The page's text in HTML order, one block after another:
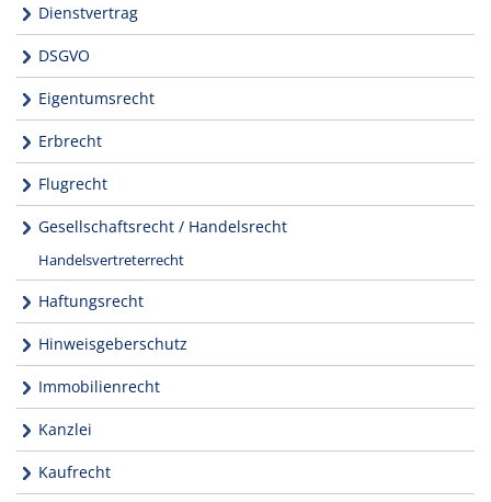
Dienstvertrag
DSGVO
Eigentumsrecht
Erbrecht
Flugrecht
Gesellschaftsrecht / Handelsrecht
Handelsvertreterrecht
Haftungsrecht
Hinweisgeberschutz
Immobilienrecht
Kanzlei
Kaufrecht